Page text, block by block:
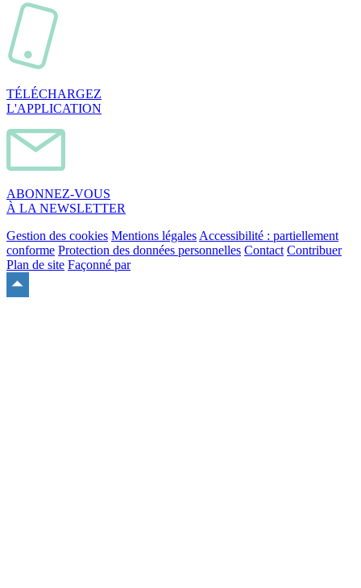
TÉLÉCHARGEZ
L'APPLICATION
ABONNEZ-VOUS
À LA NEWSLETTER
Gestion des cookies Mentions légales Accessibilité : partiellement
conforme Protection des données personnelles Contact Contribuer
Plan de site Façonné par